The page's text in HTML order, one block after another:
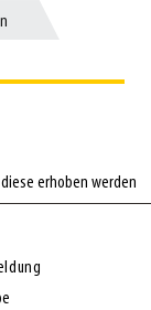
erhoben werden